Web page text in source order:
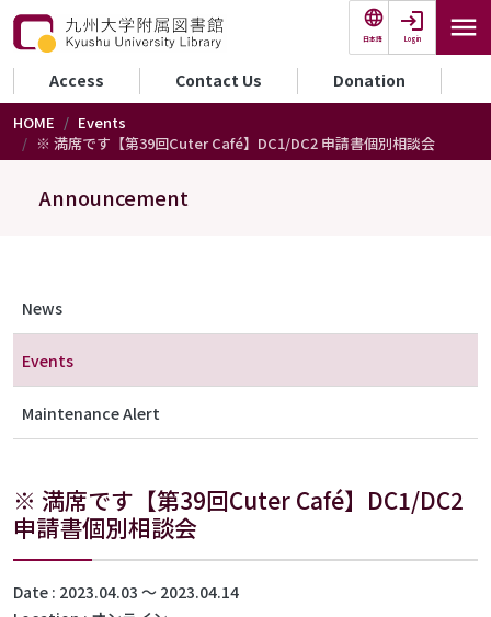
Skip to main content
日本語 Login
セカンダリーメニュー
Access Contact Us Donation
HOME
Events
※ 満席です【第39回Cuter Café】DC1/DC2 申請書個別相談会
Announcement
※ 満席です【第39回Cuter Café】DC1/DC2
申請書個別相談会
Date 2023.04.03 〜 2023.04.14
News
Events
Maintenance Alert